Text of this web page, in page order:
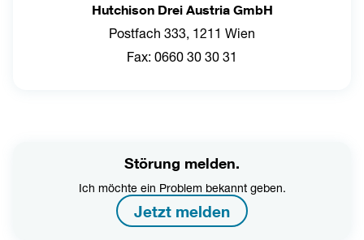
Hutchison Drei Austria GmbH
Postfach 333, 1211 Wien
Fax: 0660 30 30 31
Störung melden.
Ich möchte ein Problem bekannt geben.
Jetzt melden